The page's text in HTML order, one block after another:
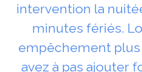
intervention la
minutes fériés.
empêchement plus
avez à pas ajouter